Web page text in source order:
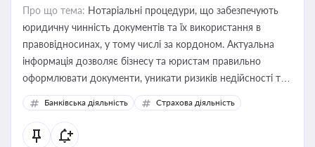
Про що тема: Нотаріальні процедури, що забезпечують
юридичну чинність документів та їх використання в
правовідносинах, у тому числі за кордоном. Актуальна
інформація дозволяє бізнесу та юристам правильно
оформлювати документи, уникати ризиків недійсності та
забезпечувати їх належне прийняття органами влади та
контрагентами
Банківська діяльність Страхова діяльність